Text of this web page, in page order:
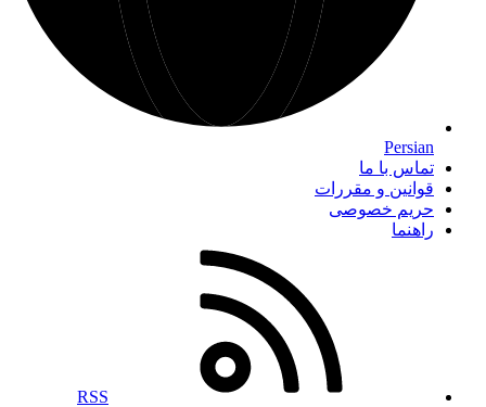
Persian
تماس با ما
قوانین و مقررات
حریم خصوصی
راهنما
RSS